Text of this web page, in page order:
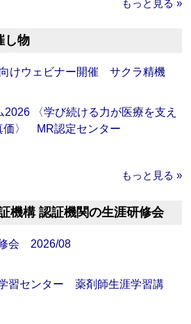
もっと見る »
し物
けウェビナー開催 サクラ精機
〈学び続ける力が医療を支え
価〉 MR認定センター
もっと見る »
機構 認証機関の生涯研修会
会 2026/08
習センター 薬剤師生涯学習講